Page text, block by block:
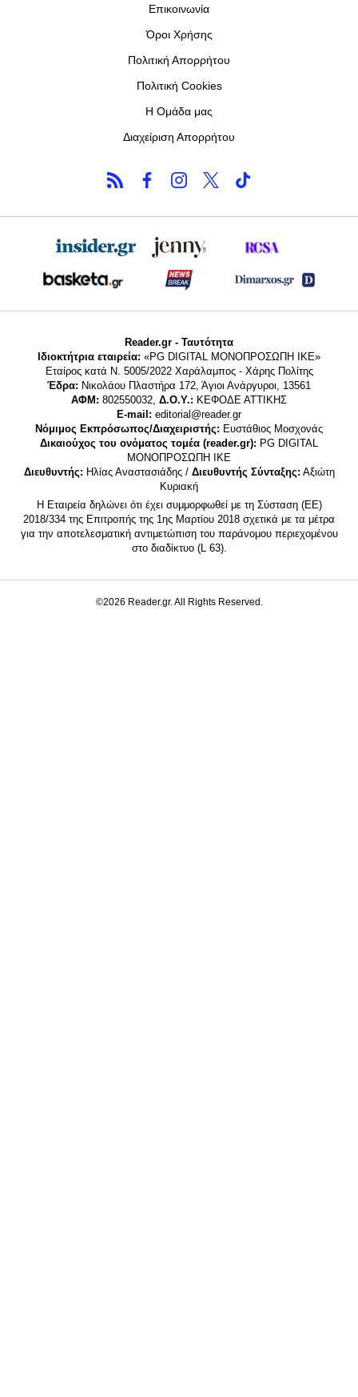
Επικοινωνία
Όροι Χρήσης
Πολιτική Απορρήτου
Πολιτική Cookies
Η Ομάδα μας
Διαχείριση Απορρήτου
Reader.gr - Ταυτότητα
Ιδιοκτήτρια εταιρεία: «PG DIGITAL MONΟΠΡΟΣΩΠΗ ΙΚΕ»
Εταίρος κατά Ν. 5005/2022 Χαράλαμπος - Χάρης Πολίτης
Έδρα: Νικολάου Πλαστήρα 172, Άγιοι Ανάργυροι, 13561
ΑΦΜ: 802550032, Δ.Ο.Υ.: ΚΕΦΟΔΕ ΑΤΤΙΚΗΣ
E-mail: editorial@reader.gr
Νόμιμος Εκπρόσωπος/Διαχειριστής: Ευστάθιος Μοσχονάς
Δικαιούχος του ονόματος τομέα (reader.gr): PG DIGITAL
MONΟΠΡΟΣΩΠΗ ΙΚΕ
Διευθυντής: Ηλίας Αναστασιάδης / Διευθυντής Σύνταξης: Αξιώτη
Κυριακή
Η Εταιρεία δηλώνει ότι έχει συμμορφωθεί με τη Σύσταση (ΕΕ)
2018/334 της Επιτροπής της 1ης Μαρτίου 2018 σχετικά με τα μέτρα
για την αποτελεσματική αντιμετώπιση του παράνομου περιεχομένου
στο διαδίκτυο (L 63).
©2026 Reader.gr. All Rights Reserved.